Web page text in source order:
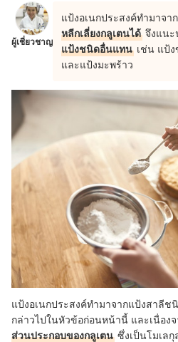
ผู้เชี่ยวชาญ
แป้งอเนกประสงค์ทำมาจา
หลีกเลี่ยงกลูเตนได้ จึงแนะ
แป้งชนิดอื่นแทน เช่น แป้ง
และแป้งมะพร้าว
แป้งอเนกประสงค์ทำมาจากแป้งสาลี
กล่าวไปในหัวข้อก่อนหน้านี้ และเนื่อง
ส่วนประกอบของกลูเตน ซึ่งเป็นโมเล